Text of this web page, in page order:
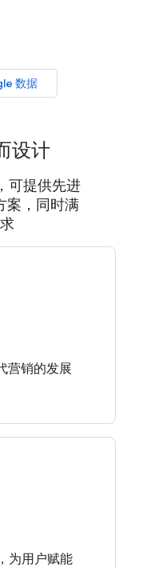
数据
设计
可提供先进
案，同时满
营销的发展
为用户赋能